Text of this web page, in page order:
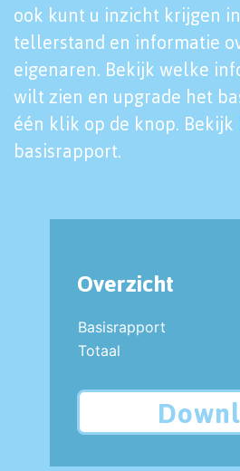
ook kunt u inzicht krijgen
tellerstand en informatie
eigenaren. Bekijk welke
wilt zien en upgrade het
één klik op de knop. Bekijk
basisrapport.
Overzicht
Basisrapport
Totaal